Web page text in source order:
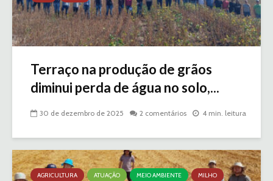
Terraço na produção de grãos
diminui perda de água no solo,...
30 de dezembro de 2025 2 comentários 4 min. leitura
AGRICULTURA ATUAÇÃO MEIO AMBIENTE
MILHO